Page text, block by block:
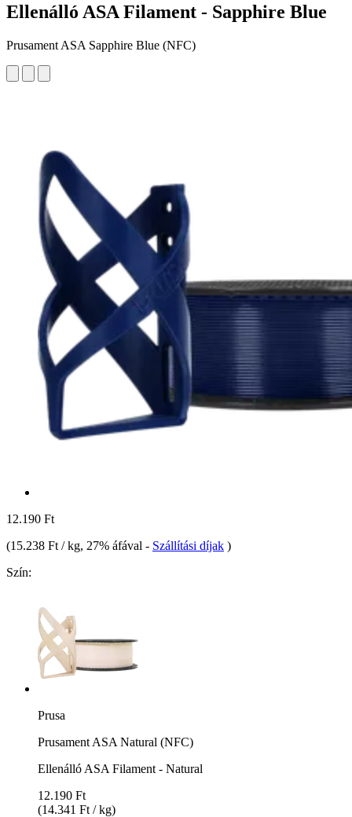
Ellenálló ASA Filament - Sapphire Blue
Prusament ASA Sapphire Blue (NFC)
12.190 Ft
(15.238 Ft / kg, 27% áfával - Szállítási díjak )
Szín:
Prusa
Prusament ASA Natural (NFC)
Ellenálló ASA Filament - Natural
12.190 Ft
(14.341 Ft / kg)